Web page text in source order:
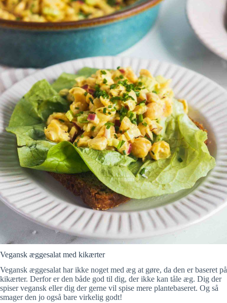
Vegansk æggesalat med kikærter
Vegansk æggesalat har ikke noget med æg at gøre, da den er baseret på
kikærter. Derfor er den både god til dig, der ikke kan tåle æg. Dig der
spiser vegansk eller dig der gerne vil spise mere plantebaseret. Og så
smager den jo også bare virkelig godt!